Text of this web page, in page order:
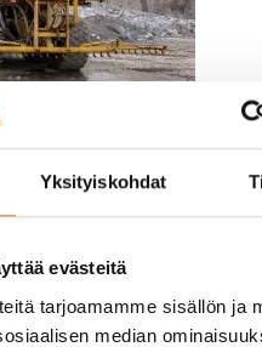
Yksityiskohdat
evästeitä
tarjoamamme sisällön ja
median